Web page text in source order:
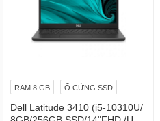
RAM 8 GB Ổ CỨNG SSD
Dell Latitude 3410 (i5-10310U/